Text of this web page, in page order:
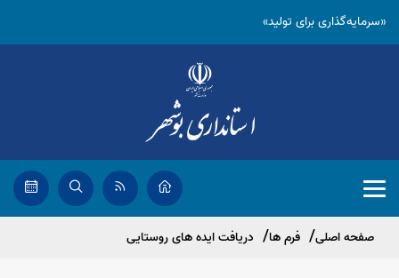
«سرمایه‌گذاری برای تولید»
صفحه اصلی فرم ها دریافت ایده های روستایی